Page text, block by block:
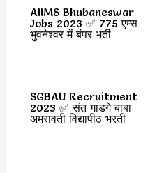
AIIMS Bhubaneswar
Jobs 2023 ✅ 775 एम्स
भुवनेश्वर में बंपर भर्ती
SGBAU Recruitment
2023 ✅ संत गाडगे बाबा
अमरावती विद्यापीठ भरती